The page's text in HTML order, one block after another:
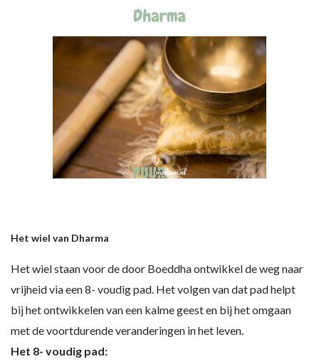
Het wiel van Dharma
Het wiel staan voor de door Boeddha ontwikkelde weg naar
vrijheid via een 8- voudig pad. Het volgen van dat pad helpt
bij het ontwikkelen van een kalme geest en bij het omgaan
met de voortdurende veranderingen in het leven.
Het 8- voudig pad: